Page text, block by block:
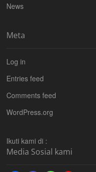
News
Meta
Log in
Entries feed
Comments feed
WordPress.org
Ikuti kami di :
Media Sosial kami